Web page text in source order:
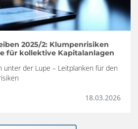
2025/2: Klumpenrisiken
für kollektive Kapitalanlagen
unter der Lupe – Leitplanken für den
18.03.2026